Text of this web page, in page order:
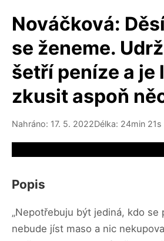
Nováčková:
se ženeme.
šetří peníze a je
zkusit aspoň
Nahráno: 17. 5. 2022Délka: 24min 21s
Popis
„Nepotřebuju být jediná, kdo se
nebude jíst maso a nic